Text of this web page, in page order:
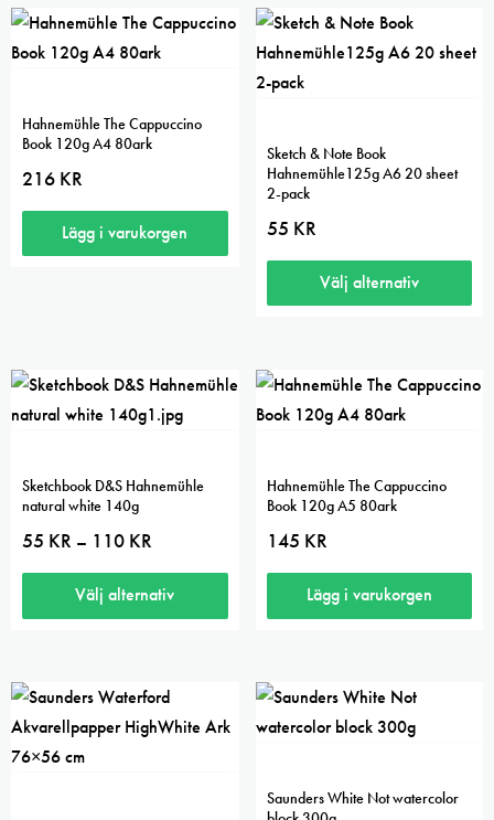
produkten
har
De
väljas
Hahnemühle The Cappuccino
Book 120g A4 80ark
216 KR
Lägg i varukorgen
Sketch & Note Book
Hahnemühle125g A6 20 sheet
2-pack
55 KR
Välj alternativ
produkten
har
De
olika
väljas
produktsidan
Sketchbook D&S Hahnemühle
natural white 140g
55 KR – 110 KR
till
110 kr
Välj alternativ
produkten
har
flera
Hahnemühle The Cappuccino
Book 120g A5 80ark
145 KR
Lägg i varukorgen
Saunders White Not watercolor